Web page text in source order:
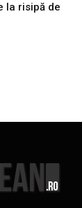
la risipă de